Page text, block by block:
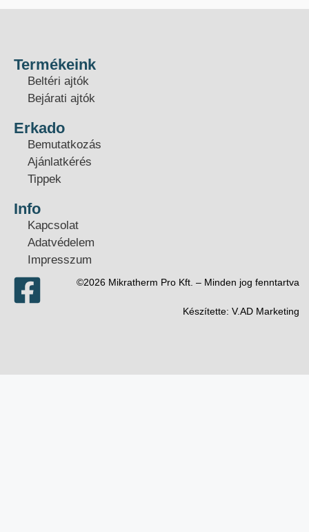
Termékeink
Beltéri ajtók
Bejárati ajtók
Erkado
Bemutatkozás
Ajánlatkérés
Tippek
Info
Kapcsolat
Adatvédelem
Impresszum
©2026 Mikratherm Pro Kft. – Minden jog fenntartva​
Készítette: V.AD Marketing